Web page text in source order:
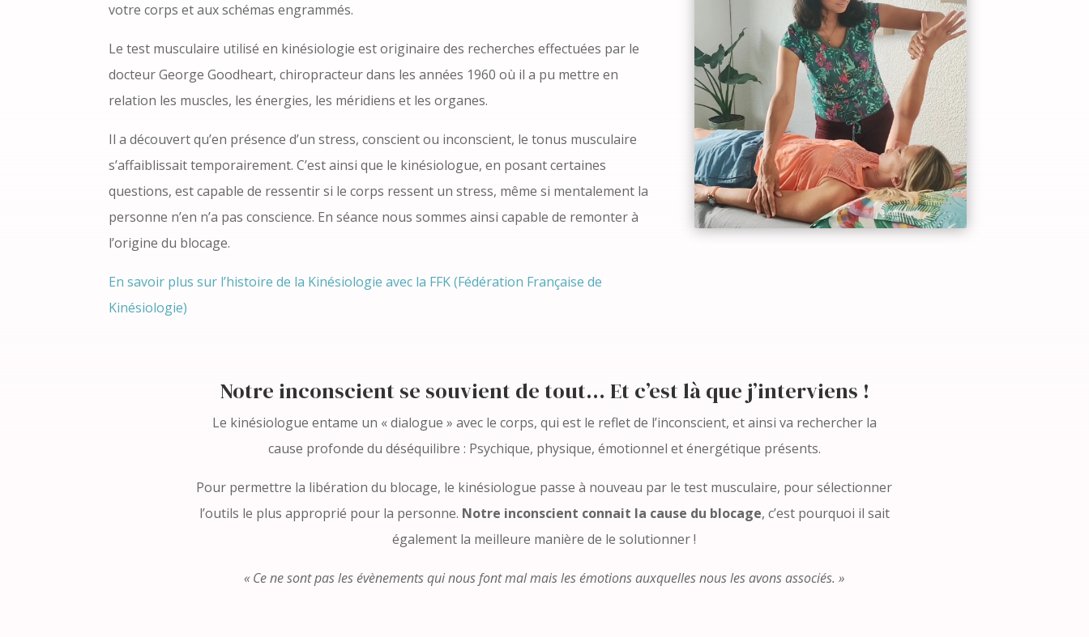
votre corps et aux schémas engrammés.
Le test musculaire utilisé en kinésiologie est originaire des recherches effectuées par le
docteur George Goodheart, chiropracteur dans les années 1960 où il a pu mettre en
relation les muscles, les énergies, les méridiens et les organes.
Il a découvert qu’en présence d’un stress, conscient ou inconscient, le tonus musculaire
s’affaiblissait temporairement. C’est ainsi que le kinésiologue, en posant certaines
questions, est capable de ressentir si le corps ressent un stress, même si mentalement la
personne n’en n’a pas conscience. En séance nous sommes ainsi capable de remonter à
l’origine du blocage.
En savoir plus sur l’histoire de la Kinésiologie avec la FFK (Fédération Française de
Kinésiologie)
Notre inconscient se souvient de tout… Et c’est là que j’interviens !
Le kinésiologue entame un « dialogue » avec le corps, qui est le reflet de l’inconscient, et ainsi va rechercher la
cause profonde du déséquilibre : Psychique, physique, émotionnel et énergétique présents.
Pour permettre la libération du blocage, le kinésiologue passe à nouveau par le test musculaire, pour sélectionner
l’outils le plus approprié pour la personne. Notre inconscient connait la cause du blocage, c’est pourquoi il sait
également la meilleure manière de le solutionner !
« Ce ne sont pas les évènements qui nous font mal mais les émotions auxquelles nous les avons associés. »